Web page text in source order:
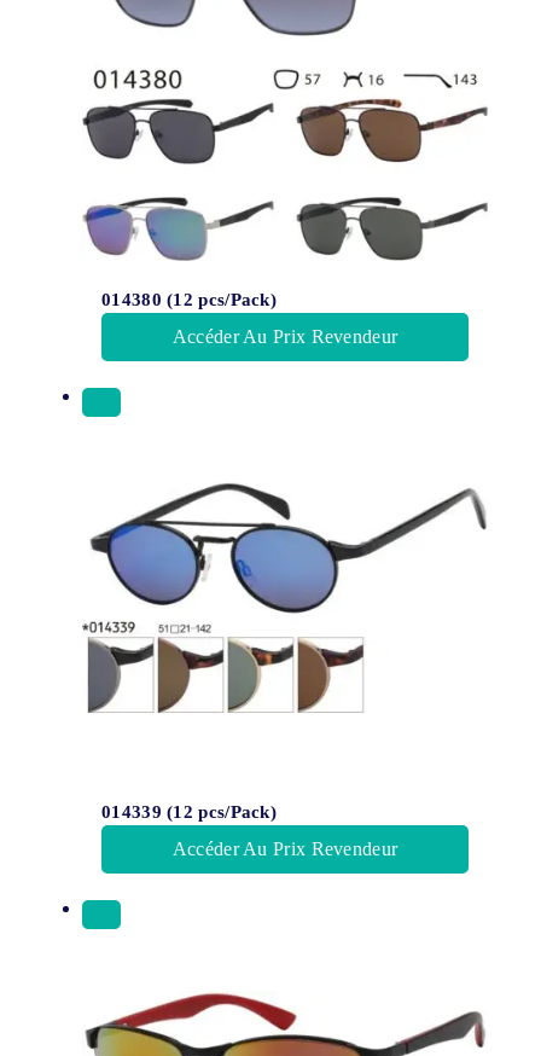
014380 (12 pcs/Pack)
Accéder Au Prix Revendeur
014339 (12 pcs/Pack)
Accéder Au Prix Revendeur